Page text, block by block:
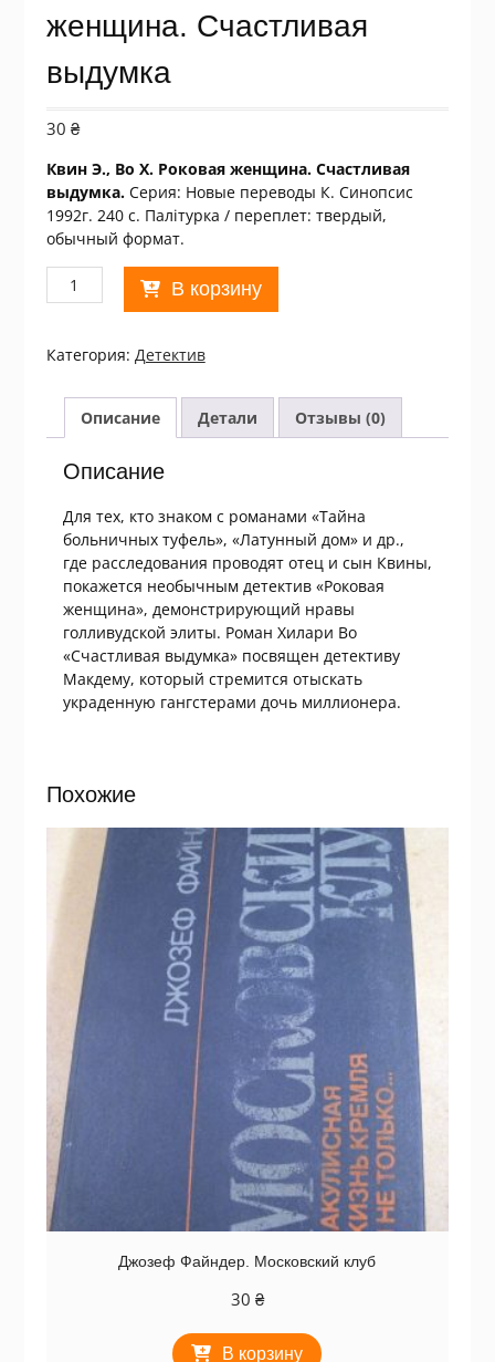
женщина. Счастливая
выдумка
30 ₴
Квин Э., Во Х. Роковая женщина. Счастливая
выдумка. Серия: Новые переводы К. Синопсис
1992г. 240 с. Палiтурка / переплет: твердый,
обычный формат.
Количество
товара
Квин,
Во.
Роковая
женщина.
Счастливая
В корзину
Категория: Детектив
Описание Детали Отзывы (0)
Описание
Для тех, кто знаком с романами «Тайна
больничных туфель», «Латунный дом» и др.,
где расследования проводят отец и сын Квины,
покажется необычным детектив «Роковая
женщина», демонстрирующий нравы
голливудской элиты. Роман Хилари Во
«Счастливая выдумка» посвящен детективу
Макдему, который стремится отыскать
украденную гангстерами дочь миллионера.
Похожие
Джозеф Файндер. Московский клуб
30 ₴
В корзину